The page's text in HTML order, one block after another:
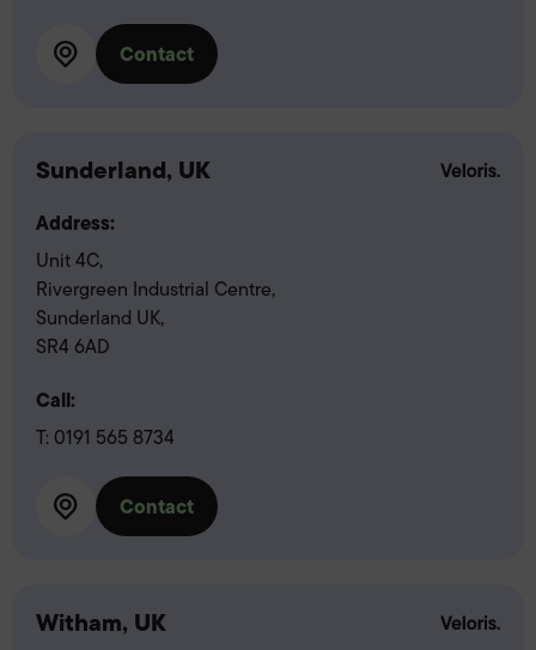
Contact
Sunderland, UK
Address:
Unit 4C,
Rivergreen Industrial Centre,
Sunderland UK,
SR4 6AD
Call:
T: 0191 565 8734
Contact
Witham, UK